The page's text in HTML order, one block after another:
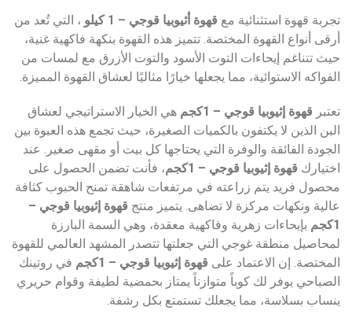
تجربة قهوة استثنائية مع قهوة أثيوبيا قوجي – 1 كيلو
، التي تُعد من
أرقى أنواع القهوة المختصة. تتميز هذه القهوة بنكهة فاكهية غنية،
حيث تتناغم إيحاءات التوت الأسود والتوت الأزرق مع لمسات من
الفواكه الاستوائية، مما يجعلها خيارًا مثاليًا لعشاق القهوة المميزة.
تعتبر قهوة إثيوبيا قوجي – 1كجم
هي الخيار الاستراتيجي لعشاق
البن الذين لا يكتفون بالكميات الصغيرة، حيث تجمع هذه العبوة بين
الجودة الفائقة والوفرة التي يحتاجها كل بيت أو مقهى صغير. عند
اختيارك قهوة إثيوبيا قوجي – 1كجم
، فأنت تضمن الحصول على
محصول فريد يتم زراعته في مرتفعات شاهقة تمنح الحبوب كثافة
عالية ونكهات مركزة لا تضاهى. يتميز منتج قهوة إثيوبيا قوجي –
1كجم
بإيحاءات زهرية وفاكهية معقدة، وهي السمة البارزة
لمحاصيل منطقة غوجي التي جعلتها تتصدر المشهد العالمي للقهوة
المختصة. إن الاعتماد على قهوة إثيوبيا قوجي – 1كجم
في روتينك
الصباحي يوفر لك كوباً متوازناً يمتاز بحمضية لطيفة وقوام حريري
ينساب بسلاسة، مما يجعلك تستمتع بكل رشفة.